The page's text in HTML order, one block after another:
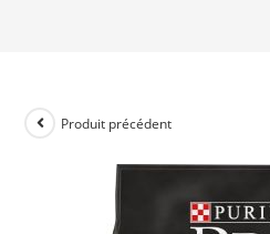
Produit précédent